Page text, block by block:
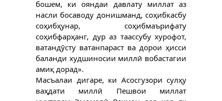
бошем, ки ояндаи давлату миллат аз
насли босаводу донишманд, соҳибкасбу
соҳибҳунар, соҳибмаърифату
соҳибфарҳанг, дур аз таассубу хурофот,
ватандӯсту ватанпараст ва дорои ҳисси
баланди худшиносии миллӣ вобастагии
амиқ дорад».
Масъалаи дигаре, ки Асосгузори сулҳу
ваҳдати миллӣ Пешвои миллат